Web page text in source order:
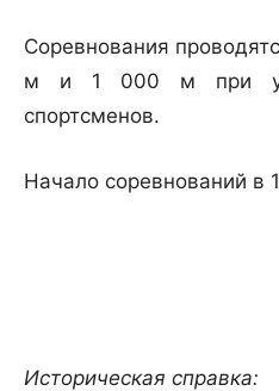
Соревнования
м и 1 000 м при
спортсменов.
Начало соревнований в
Историческая справка: